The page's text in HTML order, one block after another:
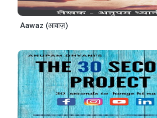
Aawaz (आवाज़)